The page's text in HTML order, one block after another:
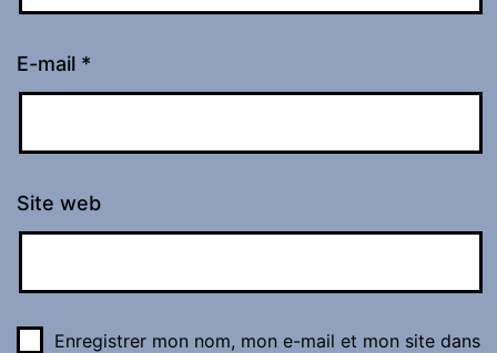
E-mail *
Site web
Enregistrer mon nom, mon e-mail et mon site dans